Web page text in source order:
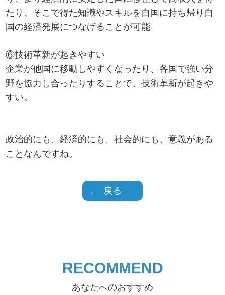
たり、そこで得た知識やスキルを自国に持ち帰り自
国の経済発展につなげることが可能
⑥技術革新が起きやすい
企業が他国に移動しやすくなったり、各国で強い分
野を協力し合ったりすることで、技術革新が起きや
すい。
政治的にも、経済的にも、社会的にも、意義がある
ことなんですね。
戻る
RECOMMEND
あなたへのおすすめ